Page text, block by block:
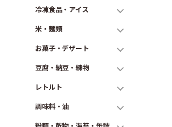
冷凍食品・アイス
米・麺類
お菓子・デザート
豆腐・納豆・練物
レトルト
調味料・油